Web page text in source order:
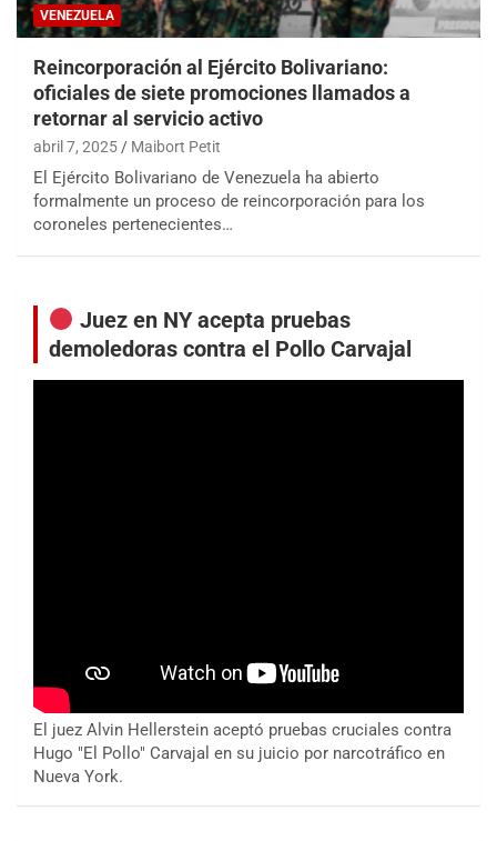
VENEZUELA
Reincorporación al Ejército Bolivariano:
oficiales de siete promociones llamados a
retornar al servicio activo
abril 7, 2025 Maibort Petit
El Ejército Bolivariano de Venezuela ha abierto
formalmente un proceso de reincorporación para los
coroneles pertenecientes…
Juez en NY acepta pruebas
demoledoras contra el Pollo Carvajal
El juez Alvin Hellerstein aceptó pruebas cruciales contra
Hugo "El Pollo" Carvajal en su juicio por narcotráfico en
Nueva York.